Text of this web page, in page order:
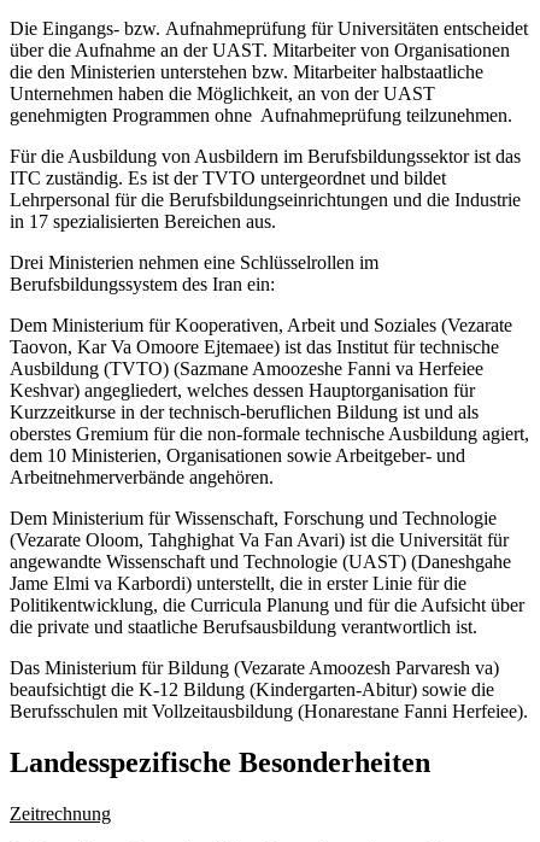
Die Eingangs- bzw. Aufnahmeprüfung für Universitäten entscheidet
über die Aufnahme an der UAST. Mitarbeiter von Organisationen
die den Ministerien unterstehen bzw. Mitarbeiter halbstaatliche
Unternehmen haben die Möglichkeit, an von der UAST
genehmigten Programmen ohne Aufnahmeprüfung teilzunehmen.
Für die Ausbildung von Ausbildern im Berufsbildungssektor ist das
ITC zuständig. Es ist der TVTO untergeordnet und bildet
Lehrpersonal für die Berufsbildungseinrichtungen und die Industrie
in 17 spezialisierten Bereichen aus.
Drei Ministerien nehmen eine Schlüsselrollen im
Berufsbildungssystem des Iran ein:
Dem Ministerium für Kooperativen, Arbeit und Soziales (Vezarate
Taovon, Kar Va Omoore Ejtemaee) ist das Institut für technische
Ausbildung (TVTO) (Sazmane Amoozeshe Fanni va Herfeiee
Keshvar) angegliedert, welches dessen Hauptorganisation für
Kurzzeitkurse in der technisch-beruflichen Bildung ist und als
oberstes Gremium für die non-formale technische Ausbildung agiert,
dem 10 Ministerien, Organisationen sowie Arbeitgeber- und
Arbeitnehmerverbände angehören.
Dem Ministerium für Wissenschaft, Forschung und Technologie
(Vezarate Oloom, Tahghighat Va Fan Avari) ist die Universität für
angewandte Wissenschaft und Technologie (UAST) (Daneshgahe
Jame Elmi va Karbordi) unterstellt, die in erster Linie für die
Politikentwicklung, die Curricula Planung und für die Aufsicht über
die private und staatliche Berufsausbildung verantwortlich ist.
Das Ministerium für Bildung (Vezarate Amoozesh Parvaresh va)
beaufsichtigt die K-12 Bildung (Kindergarten-Abitur) sowie die
Berufsschulen mit Vollzeitausbildung (Honarestane Fanni Herfeiee).
Landesspezifische Besonderheiten
Zeitrechnung